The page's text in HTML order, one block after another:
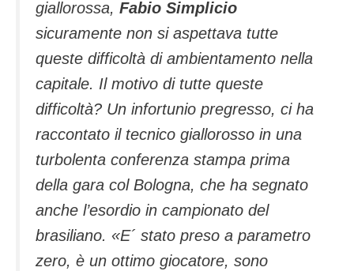
giallorossa, Fabio Simplicio
sicuramente non si aspettava tutte
queste difficoltà di ambientamento nella
capitale. Il motivo di tutte queste
difficoltà? Un infortunio pregresso, ci ha
raccontato il tecnico giallorosso in una
turbolenta conferenza stampa prima
della gara col Bologna, che ha segnato
anche l’esordio in campionato del
brasiliano. «E´ stato preso a parametro
zero, è un ottimo giocatore, sono